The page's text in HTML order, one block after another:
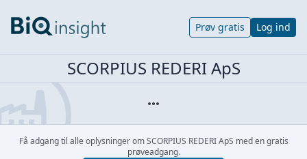
Prøv gratis Log ind
SCORPIUS REDERI ApS
Få adgang til alle oplysninger om SCORPIUS REDERI ApS med en gratis
prøveadgang.